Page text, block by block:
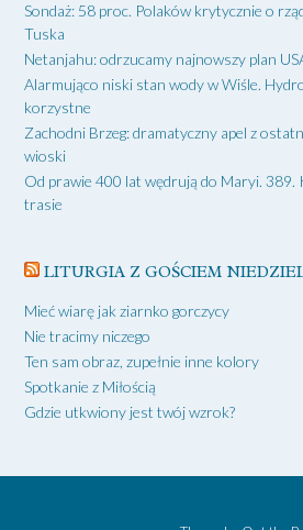
Sondaż: 58 proc. Polaków krytycznie o
Tuska
Netanjahu: odrzucamy najnowszy plan
Alarmująco niski stan wody w Wiśle.
korzystne
Zachodni Brzeg: dramatyczny apel z
wioski
Od prawie 400 lat wędrują do Maryi. 389.
trasie
LITURGIA Z GOŚCIEM
Mieć wiarę jak ziarnko gorczycy
Nie tracimy niczego
Ten sam obraz, zupełnie inne kolory
Spotkanie z Miłością
Gdzie utkwiony jest twój wzrok?